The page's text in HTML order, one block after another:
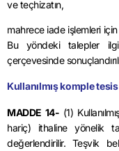
ve teçhizatın,
mahrece iade işlemleri
Bu yöndeki talepler
çerçevesinde
Kullanılmış komple
MADDE 14- (1)
hariç) ithaline yönelik
değerlendirilir. Teşvik